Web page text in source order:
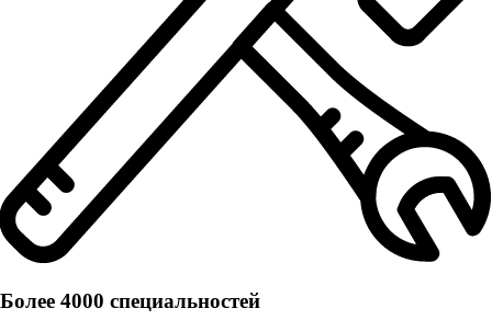
Более 4000 специальностей